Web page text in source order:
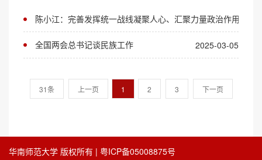
陈小江：完善发挥统一战线凝聚人心、汇聚力量政治作用的政
2025-03-05
全国两会总书记谈民族工作
31条 上一页 1 2 3 下一页
华南师范大学 版权所有 | 粤ICP备05008875号